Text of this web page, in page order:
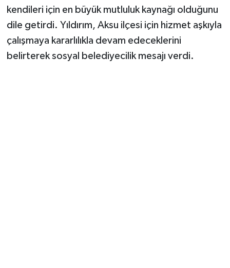
kendileri için en büyük mutluluk kaynağı olduğunu
dile getirdi. Yıldırım, Aksu ilçesi için hizmet aşkıyla
çalışmaya kararlılıkla devam edeceklerini
belirterek sosyal belediyecilik mesajı verdi.